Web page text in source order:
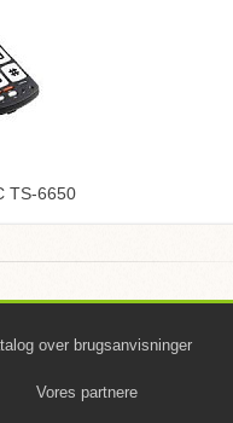
TS-6650
over brugsanvisninger
Vores partnere